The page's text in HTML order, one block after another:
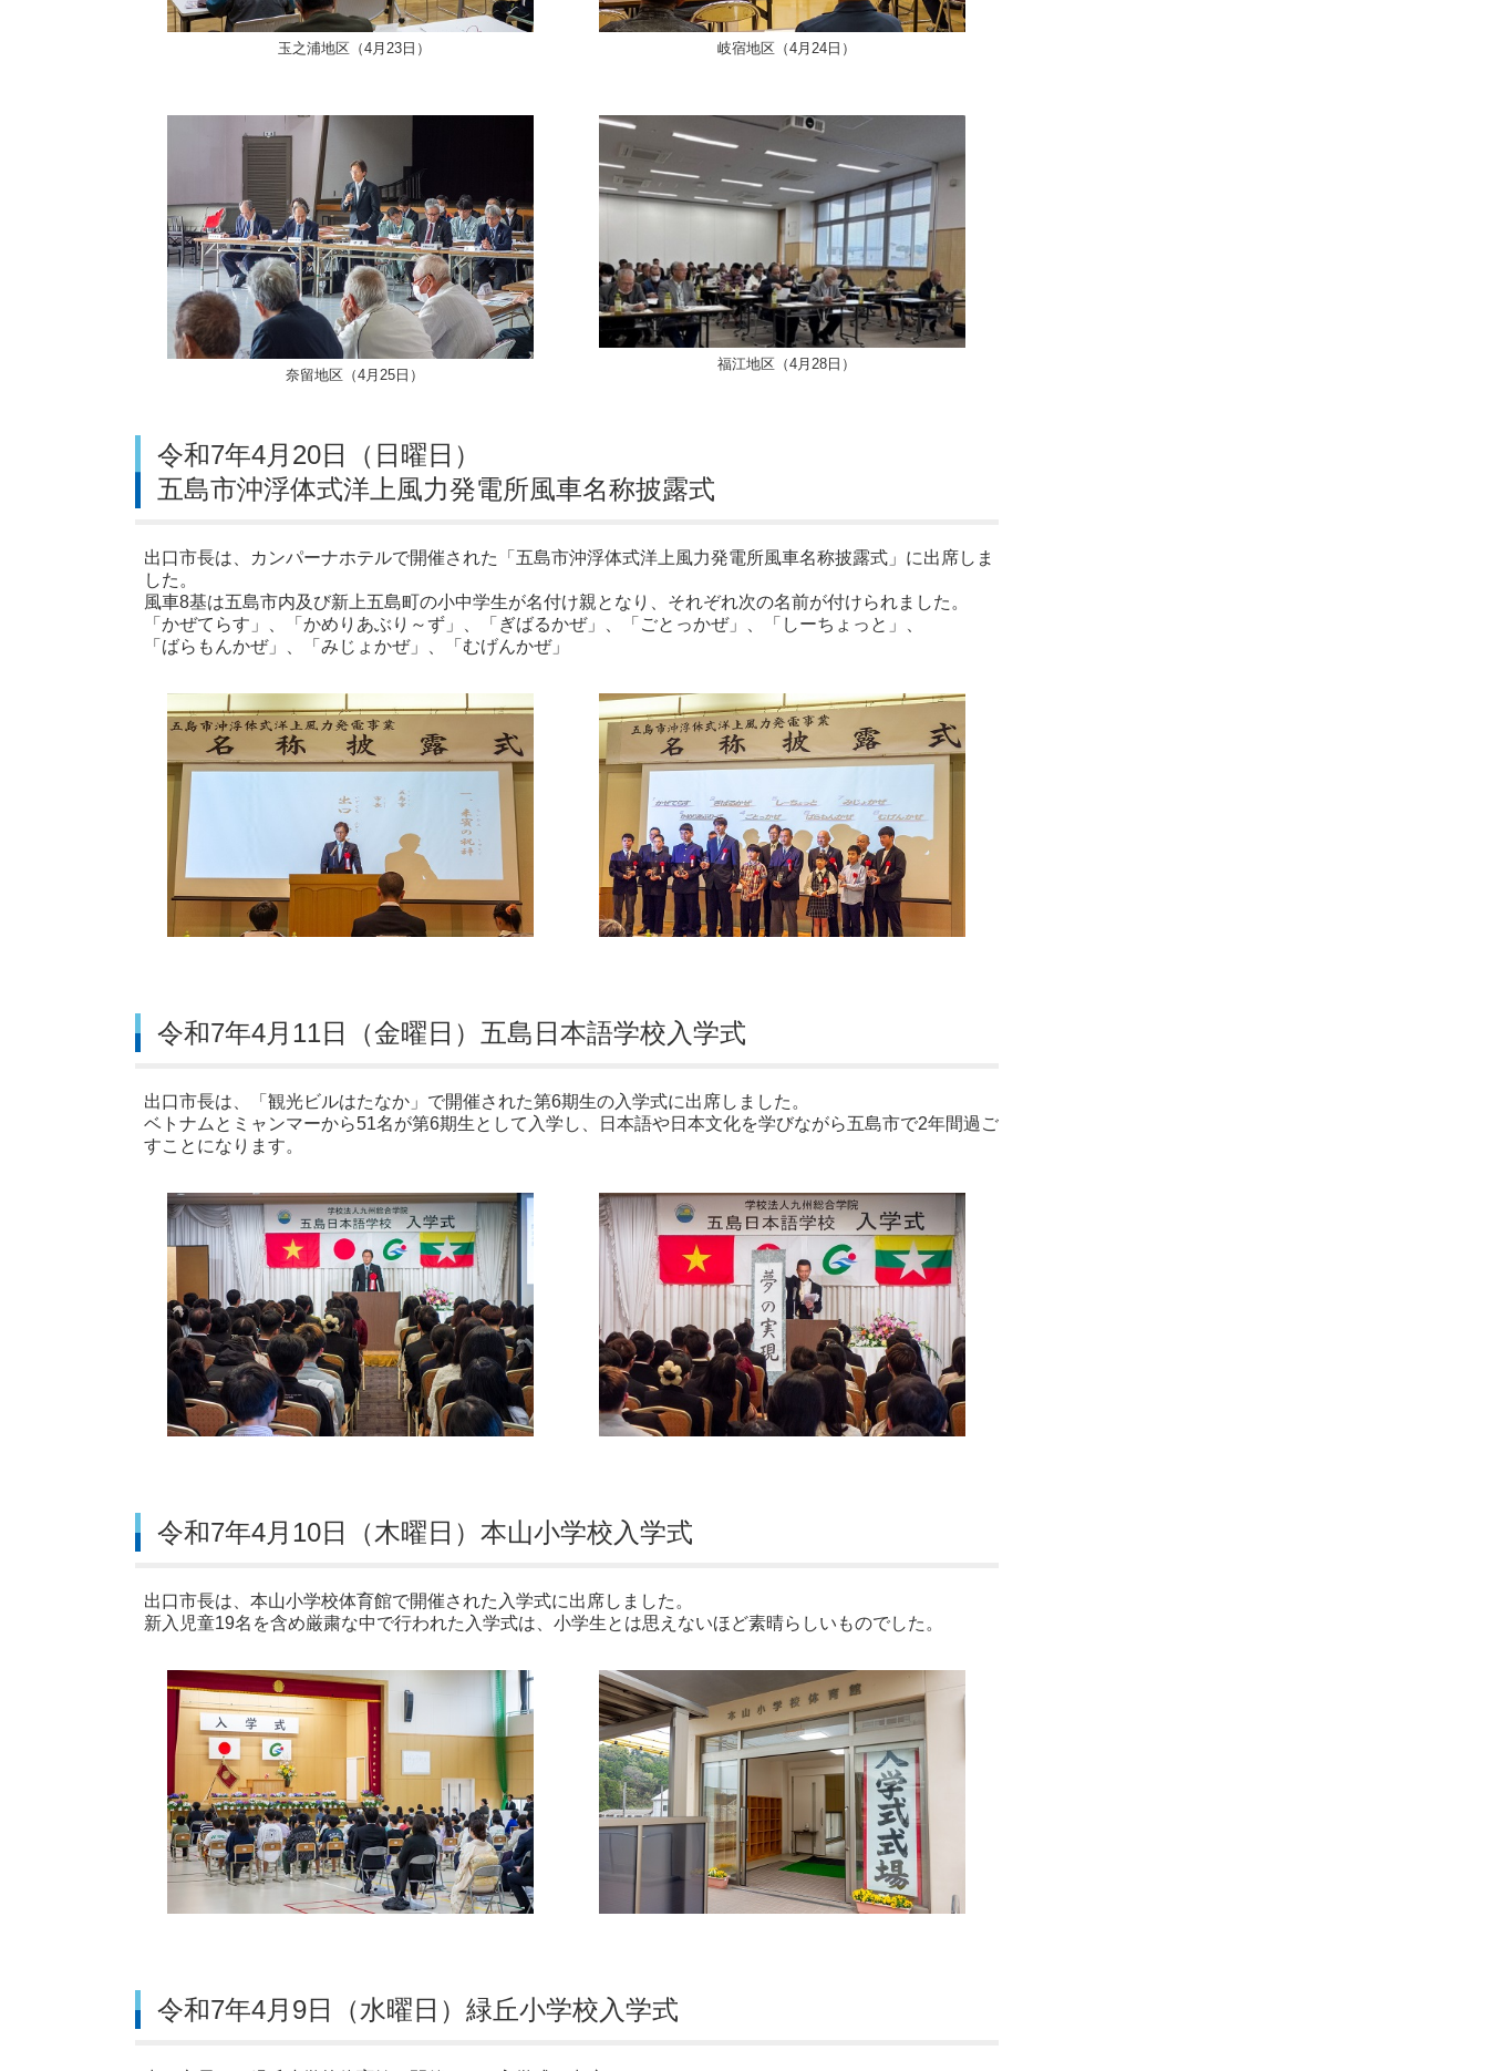
玉之浦地区（4月23日） 岐宿地区（4月24日）
奈留地区（4月25日）
福江地区（4月28日）
令和7年4月20日（日曜日）
五島市沖浮体式洋上風力発電所風車名称披露式
出口市長は、カンパーナホテルで開催された「五島市沖浮体式洋上風力発電所風車名称披露式」に出席しま
した。
風車8基は五島市内及び新上五島町の小中学生が名付け親となり、それぞれ次の名前が付けられました。
「かぜてらす」、「かめりあぶり～ず」、「ぎばるかぜ」、「ごとっかぜ」、「しーちょっと」、
「ばらもんかぜ」、「みじょかぜ」、「むげんかぜ」
令和7年4月11日（金曜日）五島日本語学校入学式
出口市長は、「観光ビルはたなか」で開催された第6期生の入学式に出席しました。
ベトナムとミャンマーから51名が第6期生として入学し、日本語や日本文化を学びながら五島市で2年間過ご
すことになります。
令和7年4月10日（木曜日）本山小学校入学式
出口市長は、本山小学校体育館で開催された入学式に出席しました。
新入児童19名を含め厳粛な中で行われた入学式は、小学生とは思えないほど素晴らしいものでした。
令和7年4月9日（水曜日）緑丘小学校入学式